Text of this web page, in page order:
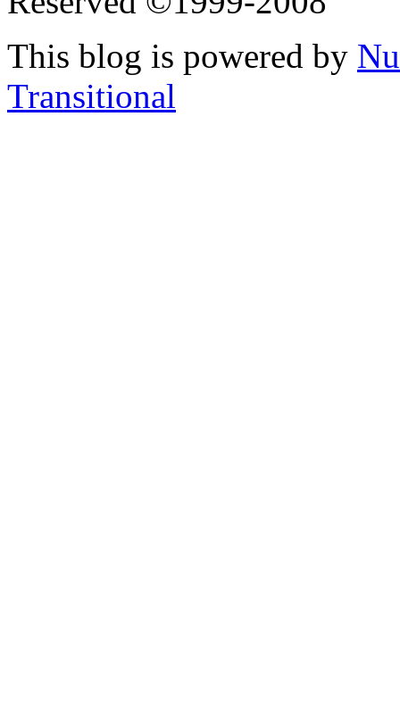
This blog is powered by
Transitional